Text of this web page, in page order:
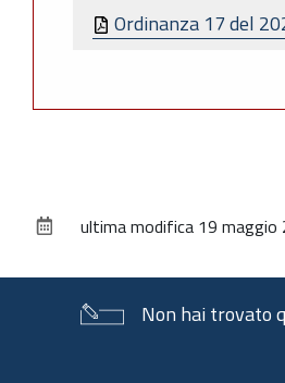
Ordinanza 17 del
documentoultima modifica 19 maggio
Non hai trovato